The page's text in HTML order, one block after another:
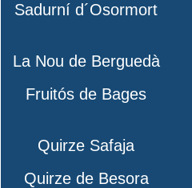
Sadurní d´Osormort
La Nou de Berguedà
Fruitós de Bages
Quirze Safaja
Quirze de Besora